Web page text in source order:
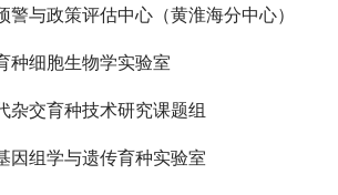
警与政策评估中心（黄淮海分中心）
种细胞生物学实验室
杂交育种技术研究课题组
因组学与遗传育种实验室